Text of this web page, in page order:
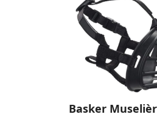
Basker